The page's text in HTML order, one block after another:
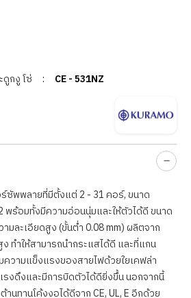
กงู โซ่ :
CE - 531NZ
ร์ซัพพลายที่มีตั้งแต่ 2 - 31 คอร์, ขนาด
พร้อมทั้งมีความอ่อนนุ่มและให้ตัวได้ดี ขนาด
ละเอียดสูง (ขั้นต่ำ 0.08 mm) ผลิตจาก
ำให้สามารถนำกระแสได้ดี และที่แกน
วามแข็งแรงของสายไฟด้วยใยเคฟล่า
รงดึงและมีการบิดตัวได้ดียิ่งขึ้น นอกจากนี้
นทานโค้งงอได้ดีจาก CE, UL, E อีกด้วย